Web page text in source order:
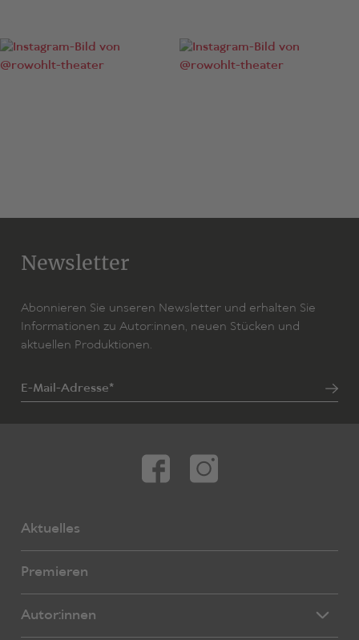
Newsletter
Abonnieren Sie unseren Newsletter und erhalten Sie
Informationen zu Autor:innen, neuen Stücken und
aktuellen Produktionen.
E-Mail-Adresse*
Aktuelles
Premieren
Autor:innen